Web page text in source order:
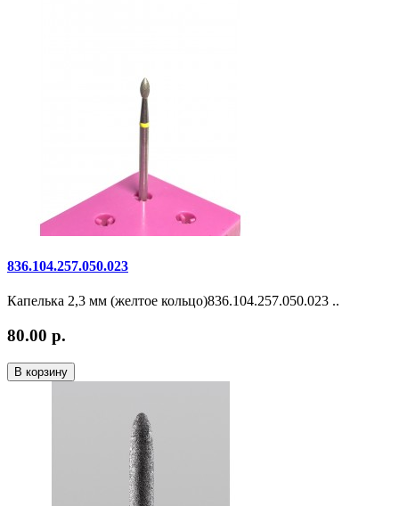
836.104.257.050.023
Капелька 2,3 мм (желтое кольцо)836.104.257.050.023 ..
80.00 р.
В корзину